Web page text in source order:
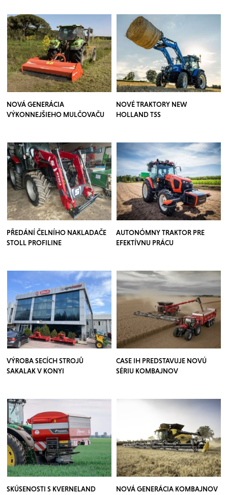
NOVÁ GENERÁCIA
VÝKONNEJŠIEHO MULČOVAČU
NOVÉ TRAKTORY NEW
HOLLAND T5S
PŘEDÁNÍ ČELNÍHO NAKLADAČE
STOLL PROFILINE
AUTONÓMNY TRAKTOR PRE
EFEKTÍVNU PRÁCU
VÝROBA SECÍCH STROJŮ
SAKALAK V KONYI
CASE IH PREDSTAVUJE NOVÚ
SÉRIU KOMBAJNOV
SKÚSENOSTI S KVERNELAND
NOVÁ GENERÁCIA KOMBAJNOV